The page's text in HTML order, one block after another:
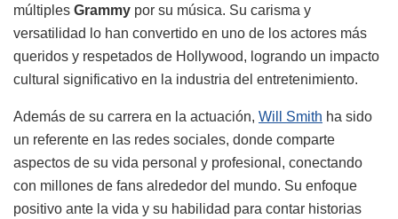
múltiples Grammy por su música. Su carisma y
versatilidad lo han convertido en uno de los actores más
queridos y respetados de Hollywood, logrando un impacto
cultural significativo en la industria del entretenimiento.
Además de su carrera en la actuación, Will Smith ha sido
un referente en las redes sociales, donde comparte
aspectos de su vida personal y profesional, conectando
con millones de fans alrededor del mundo. Su enfoque
positivo ante la vida y su habilidad para contar historias